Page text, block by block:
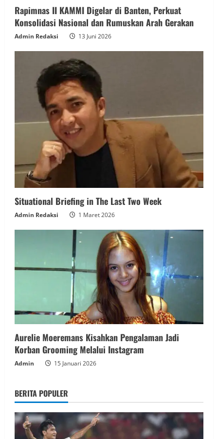
Rapimnas II KAMMI Digelar di Banten, Perkuat
Konsolidasi Nasional dan Rumuskan Arah Gerakan
Admin Redaksi 13 Juni 2026
Situational Briefing in The Last Two Week
Admin Redaksi 1 Maret 2026
Aurelie Moeremans Kisahkan Pengalaman Jadi
Korban Grooming Melalui Instagram
Admin 15 Januari 2026
BERITA POPULER